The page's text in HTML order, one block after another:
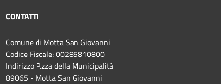
CONTATTI
Comune di Motta San Giovanni
Codice Fiscale: 00285810800
Indirizzo P.zza della Municipalità
89065 - Motta San Giovanni